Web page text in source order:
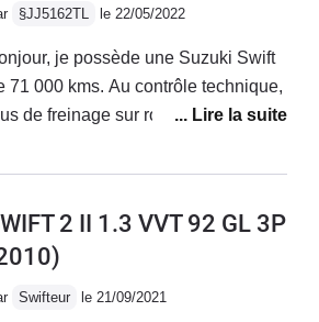
les vacances… En grande partie,
suis satisfait de mon achat.
§JJ5162TL le 22/05/2022
possède une Suzuki Swift
71 000 kms. Au contrôle technique,
de freinage sur roue AR gauche.
1340 € + 250 € pour
catégorique de Suzuki , aprés
d'une prise en charge.Donc
2 II 1.3 VVT 92 GL 3P
Swifteur le 21/09/2021